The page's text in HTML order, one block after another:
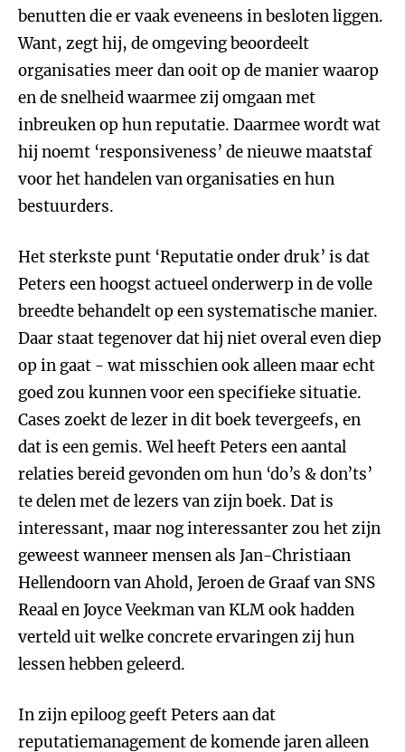
benutten die er vaak eveneens in besloten liggen.
Want, zegt hij, de omgeving beoordeelt
organisaties meer dan ooit op de manier waarop
en de snelheid waarmee zij omgaan met
inbreuken op hun reputatie. Daarmee wordt wat
hij noemt ‘responsiveness’ de nieuwe maatstaf
voor het handelen van organisaties en hun
bestuurders.
Het sterkste punt ‘Reputatie onder druk’ is dat
Peters een hoogst actueel onderwerp in de volle
breedte behandelt op een systematische manier.
Daar staat tegenover dat hij niet overal even diep
op in gaat - wat misschien ook alleen maar echt
goed zou kunnen voor een specifieke situatie.
Cases zoekt de lezer in dit boek tevergeefs, en
dat is een gemis. Wel heeft Peters een aantal
relaties bereid gevonden om hun ‘do’s & don’ts’
te delen met de lezers van zijn boek. Dat is
interessant, maar nog interessanter zou het zijn
geweest wanneer mensen als Jan-Christiaan
Hellendoorn van Ahold, Jeroen de Graaf van SNS
Reaal en Joyce Veekman van KLM ook hadden
verteld uit welke concrete ervaringen zij hun
lessen hebben geleerd.
In zijn epiloog geeft Peters aan dat
reputatiemanagement de komende jaren alleen